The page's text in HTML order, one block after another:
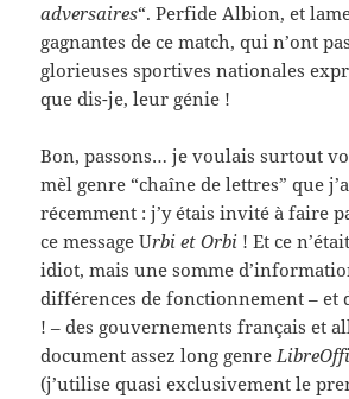
adversaires“. Perfide Albion, et
gagnantes de ce match, qui n’ont
glorieuses sportives nationales
que dis-je, leur génie !
Bon, passons… je voulais surtout
mèl genre “chaîne de lettres” que
récemment : j’y étais invité à faire
ce message Urbi et Orbi ! Et ce
idiot, mais une somme
différences de fonctionnement – et
! – des gouvernements français et
document assez long genre
(j’utilise quasi exclusivement le